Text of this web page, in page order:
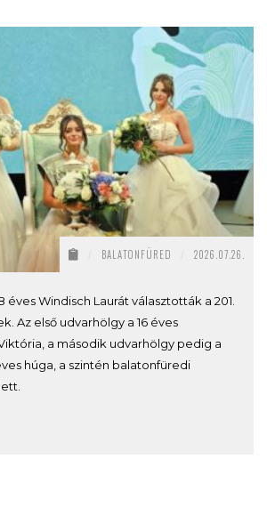
BALATONFÜRED 2026.07.26.
éves Windisch Laurát választották a 201.
Az első udvarhölgy a 16 éves
a második udvarhölgy pedig a
húga, a szintén balatonfüredi